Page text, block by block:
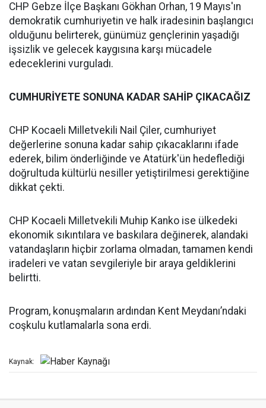
CHP Gebze İlçe Başkanı Gökhan Orhan, 19 Mayıs'ın
demokratik cumhuriyetin ve halk iradesinin başlangıcı
olduğunu belirterek, günümüz gençlerinin yaşadığı
işsizlik ve gelecek kaygısına karşı mücadele
edeceklerini vurguladı.
CUMHURİYETE SONUNA KADAR SAHİP ÇIKACAĞIZ
CHP Kocaeli Milletvekili Nail Çiler, cumhuriyet
değerlerine sonuna kadar sahip çıkacaklarını ifade
ederek, bilim önderliğinde ve Atatürk'ün hedeflediği
doğrultuda kültürlü nesiller yetiştirilmesi gerektiğine
dikkat çekti.
CHP Kocaeli Milletvekili Muhip Kanko ise ülkedeki
ekonomik sıkıntılara ve baskılara değinerek, alandaki
vatandaşların hiçbir zorlama olmadan, tamamen kendi
iradeleri ve vatan sevgileriyle bir araya geldiklerini
belirtti.
Program, konuşmaların ardından Kent Meydanı’ndaki
coşkulu kutlamalarla sona erdi.
Kaynak: